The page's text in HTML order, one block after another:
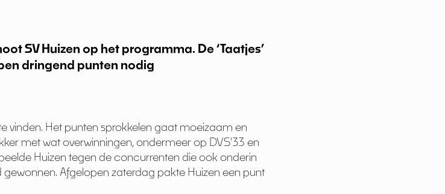
SV Huizen op het programma. De ‘Taatjes’
dringend punten nodig
vinden. Het punten sprokkelen gaat moeizaam en
met wat overwinningen, ondermeer op DVS'33 en
Huizen tegen de concurrenten die ook onderin
gewonnen. Afgelopen zaterdag pakte Huizen een punt